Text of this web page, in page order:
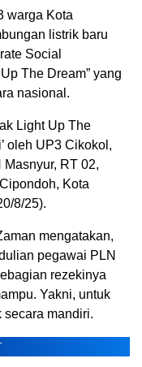
warga Kota
listrik baru
Social
The Dream” yang
nasional.
Light Up The
oleh UP3 Cikokol,
RT 02,
Kota
8/25).
mengatakan,
pegawai PLN
rezekinya
Yakni, untuk
secara mandiri.